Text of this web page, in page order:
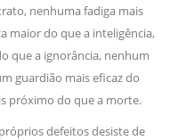
nenhuma fadiga mais
maior do que a inteligência,
que a ignorância, nenhum
guardião mais eficaz do
próximo do que a morte.
defeitos desiste de